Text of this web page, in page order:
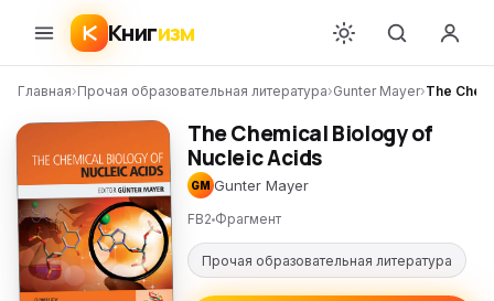
Книгизм
Главная›Прочая образовательная литература›Gunter Mayer›The
The Chemical Biology of
Nucleic Acids
GM Gunter Mayer
FB2 Фрагмент
Прочая образовательная литература